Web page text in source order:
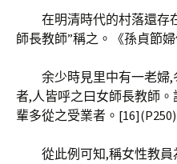
在明清時代的村落還存
師長教師”稱之。《孫貞節
余少時見里中有一老婦
者,人皆呼之曰女師長教師
輩多從之受業者。[16](P250)
從此例可知,稱女性教